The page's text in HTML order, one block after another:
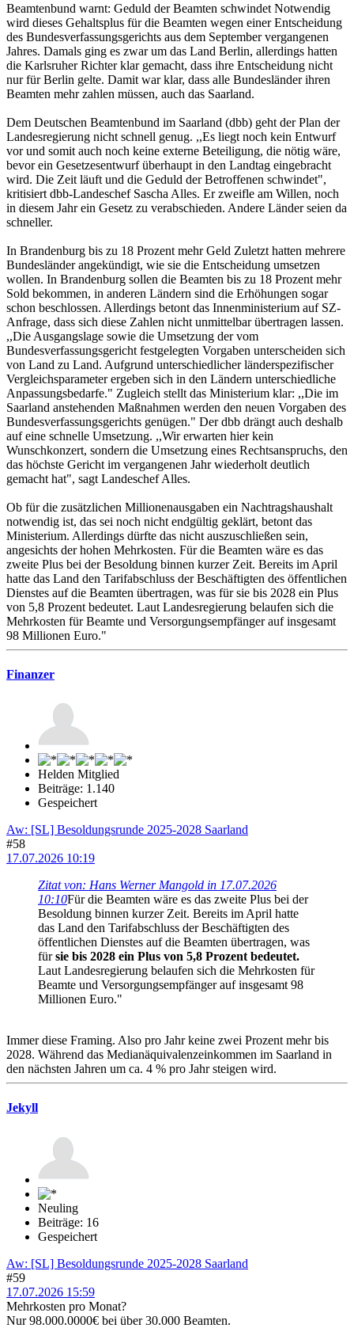
Beamtenbund warnt: Geduld der Beamten schwindet Notwendig
wird dieses Gehaltsplus für die Beamten wegen einer Entscheidung
des Bundesverfassungsgerichts aus dem September vergangenen
Jahres. Damals ging es zwar um das Land Berlin, allerdings hatten
die Karlsruher Richter klar gemacht, dass ihre Entscheidung nicht
nur für Berlin gelte. Damit war klar, dass alle Bundesländer ihren
Beamten mehr zahlen müssen, auch das Saarland.
Dem Deutschen Beamtenbund im Saarland (dbb) geht der Plan der
Landesregierung nicht schnell genug. ,,Es liegt noch kein Entwurf
vor und somit auch noch keine externe Beteiligung, die nötig wäre,
bevor ein Gesetzesentwurf überhaupt in den Landtag eingebracht
wird. Die Zeit läuft und die Geduld der Betroffenen schwindet",
kritisiert dbb-Landeschef Sascha Alles. Er zweifle am Willen, noch
in diesem Jahr ein Gesetz zu verabschieden. Andere Länder seien da
schneller.
In Brandenburg bis zu 18 Prozent mehr Geld Zuletzt hatten mehrere
Bundesländer angekündigt, wie sie die Entscheidung umsetzen
wollen. In Brandenburg sollen die Beamten bis zu 18 Prozent mehr
Sold bekommen, in anderen Ländern sind die Erhöhungen sogar
schon beschlossen. Allerdings betont das Innenministerium auf SZ-
Anfrage, dass sich diese Zahlen nicht unmittelbar übertragen lassen.
,,Die Ausgangslage sowie die Umsetzung der vom
Bundesverfassungsgericht festgelegten Vorgaben unterscheiden sich
von Land zu Land. Aufgrund unterschiedlicher länderspezifischer
Vergleichsparameter ergeben sich in den Ländern unterschiedliche
Anpassungsbedarfe." Zugleich stellt das Ministerium klar: ,,Die im
Saarland anstehenden Maßnahmen werden den neuen Vorgaben des
Bundesverfassungsgerichts genügen." Der dbb drängt auch deshalb
auf eine schnelle Umsetzung. ,,Wir erwarten hier kein
Wunschkonzert, sondern die Umsetzung eines Rechtsanspruchs, den
das höchste Gericht im vergangenen Jahr wiederholt deutlich
gemacht hat", sagt Landeschef Alles.
Ob für die zusätzlichen Millionenausgaben ein Nachtragshaushalt
notwendig ist, das sei noch nicht endgültig geklärt, betont das
Ministerium. Allerdings dürfte das nicht auszuschließen sein,
angesichts der hohen Mehrkosten. Für die Beamten wäre es das
zweite Plus bei der Besoldung binnen kurzer Zeit. Bereits im April
hatte das Land den Tarifabschluss der Beschäftigten des öffentlichen
Dienstes auf die Beamten übertragen, was für sie bis 2028 ein Plus
von 5,8 Prozent bedeutet. Laut Landesregierung belaufen sich die
Mehrkosten für Beamte und Versorgungsempfänger auf insgesamt
98 Millionen Euro."
Finanzer
Helden Mitglied
Beiträge: 1.140
Gespeichert
Aw: [SL] Besoldungsrunde 2025-2028 Saarland
#58
17.07.2026 10:19
Zitat von: Hans Werner Mangold in 17.07.2026
10:10Für die Beamten wäre es das zweite Plus bei der
Besoldung binnen kurzer Zeit. Bereits im April hatte
das Land den Tarifabschluss der Beschäftigten des
öffentlichen Dienstes auf die Beamten übertragen, was
fürsie bis 2028 ein Plus von 5,8 Prozent bedeutet.
Laut Landesregierung belaufen sich die Mehrkosten für
Beamte und Versorgungsempfänger auf insgesamt 98
Millionen Euro."
Immer diese Framing. Also pro Jahr keine zwei Prozent mehr bis
2028. Während das Medianäquivalenzeinkommen im Saarland in
den nächsten Jahren um ca. 4 % pro Jahr steigen wird.
Jekyll
Neuling
Beiträge: 16
Gespeichert
Aw: [SL] Besoldungsrunde 2025-2028 Saarland
#59
17.07.2026 15:59
Mehrkosten pro Monat?
Nur 98.000.0000€ bei über 30.000 Beamten.